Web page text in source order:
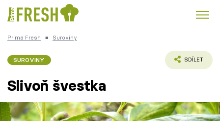
Česká kuchyně
Prima Fresh ■ Suroviny
SUROVINY SDÍLET
Slivoň švestka